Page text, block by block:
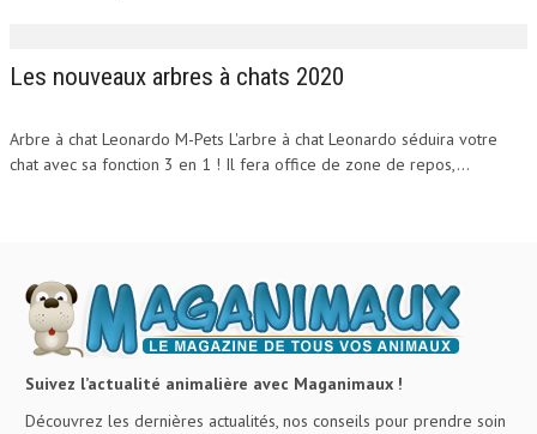
Les nouveaux arbres à chats 2020
Arbre à chat Leonardo M-Pets L'arbre à chat Leonardo séduira votre
chat avec sa fonction 3 en 1 ! Il fera office de zone de repos,...
Suivez l’actualité animalière avec Maganimaux !
Découvrez les dernières actualités, nos conseils pour prendre soin